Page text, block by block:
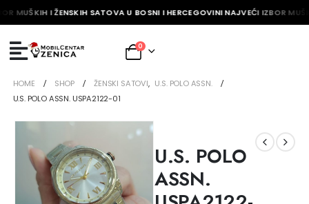
MUŠKIH I ŽENSKIH SATOVA U BOSNI I HERCEGOVINI NAJVEĆI IZBOR
0
HOME SHOP ŽENSKI SATOVI, U.S. POLO ASSN.
U.S. POLO ASSN. USPA2122-01
U.S. POLO
ASSN.